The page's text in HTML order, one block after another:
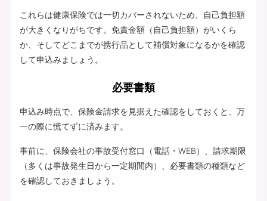
これらは健康保険では一切カバーされないため、自己負担額
が大きくなりがちです。免責金額（自己負担額）がいくら
か、そしてどこまでが携行品として補償対象になるかを確認
して申込みましょう。
必要書類
申込み時点で、保険金請求を見据えた確認をしておくと、万
一の際に慌てずに済みます。
事前に、保険会社の事故受付窓口（電話・WEB）、請求期限
（多くは事故発生日から一定期間内）、必要書類の種類など
を確認しておきましょう。